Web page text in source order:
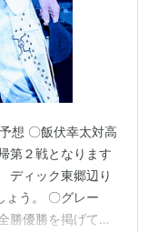
想 〇飯伏幸太対高
第２戦となります
ディック東郷辺り
ょう。 〇グレー
勝優勝を掲げてい